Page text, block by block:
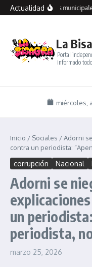
Saltar al contenido
Actualidad
dependencias
La
Portal
informado
miércoles,
Inicio / Sociales /Adorni
contra un periodista:
corrupción Nacional
Adorni se
un
periodista,
marzo 25, 2026